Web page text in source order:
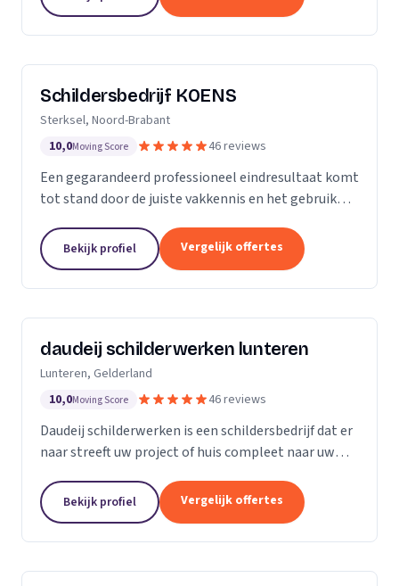
blijft...
Schildersbedrijf KOENS
Sterksel, Noord-Brabant
10,0Moving Score 46 reviews
Een gegarandeerd professioneel eindresultaat komt
tot stand door de juiste vakkennis en het gebruik
Bekijk profiel Vergelijk offertes
daudeij schilderwerken lunteren
Lunteren, Gelderland
10,0Moving Score 46 reviews
Daudeij schilderwerken is een schildersbedrijf dat er
naar streeft uw project of huis compleet naar uw
werken en beschikken over goede materialen die
ons...
Bekijk profiel Vergelijk offertes